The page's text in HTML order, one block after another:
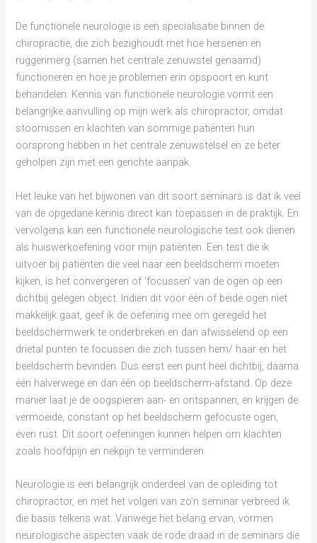
De functionele neurologie is een specialisatie binnen de
chiropractie, die zich bezighoudt met hoe hersenen en
ruggenmerg (samen het centrale zenuwstel genaamd)
functioneren en hoe je problemen erin opspoort en kunt
behandelen. Kennis van functionele neurologie vormt een
belangrijke aanvulling op mijn werk als chiropractor, omdat
stoornissen en klachten van sommige patiënten hun
oorsprong hebben in het centrale zenuwstelsel en ze beter
geholpen zijn met een gerichte aanpak.
Het leuke van het bijwonen van dit soort seminars is dat ik veel
van de opgedane kennis direct kan toepassen in de praktijk. En
vervolgens kan een functionele neurologische test ook dienen
als huiswerkoefening voor mijn patiënten. Een test die ik
uitvoer bij patiënten die veel naar een beeldscherm moeten
kijken, is het convergeren of ‘focussen’ van de ogen op een
dichtbij gelegen object. Indien dit voor één of beide ogen niet
makkelijk gaat, geef ik de oefening mee om geregeld het
beeldschermwerk te onderbreken en dan afwisselend op een
drietal punten te focussen die zich tussen hem/ haar en het
beeldscherm bevinden. Dus eerst een punt heel dichtbij, daarna
één halverwege en dan één op beeldscherm-afstand. Op deze
manier laat je de oogspieren aan- en ontspannen, en krijgen de
vermoeide, constant op het beeldscherm gefocuste ogen,
even rust. Dit soort oefeningen kunnen helpen om klachten
zoals hoofdpijn en nekpijn te verminderen.
Neurologie is een belangrijk onderdeel van de opleiding tot
chiropractor, en met het volgen van zo’n seminar verbreed ik
die basis telkens wat. Vanwege het belang ervan, vormen
neurologische aspecten vaak de rode draad in de seminars die